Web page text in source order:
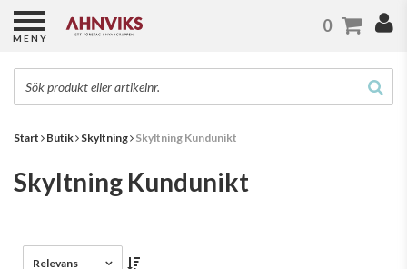
Start Butik Skyltning Skyltning Kundunikt
Skyltning Kundunikt
Relevans
MENY
0